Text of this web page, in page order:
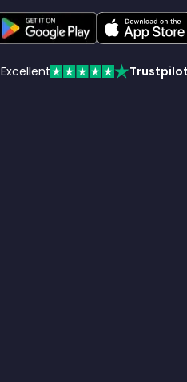
Excellent Trustpilot